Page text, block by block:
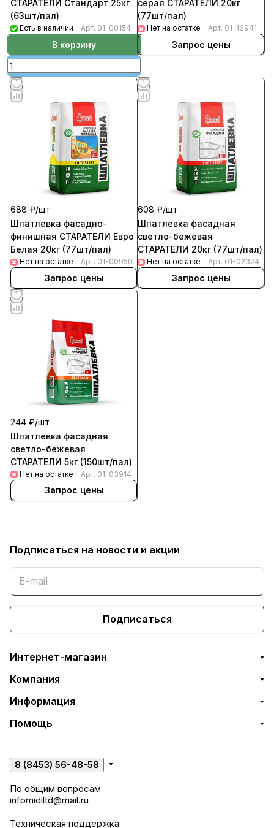
СТАРАТЕЛИ Стандарт 25кг
(63шт/пал)
Есть в наличии Арт. 01-00154
В корзину
серая СТАРАТЕЛИ 20кг
(77шт/пал)
Нет на остатке Арт. 01-16941
Запрос цены
688 ₽/шт
Шпатлевка фасадно-
финишная СТАРАТЕЛИ Евро
Белая 20кг (77шт/пал)
Нет на остатке Арт. 01-00950
Запрос цены
608 ₽/шт
Шпатлевка фасадная
светло-бежевая
СТАРАТЕЛИ 20кг (77шт/пал)
Нет на остатке Арт. 01-02324
Запрос цены
244 ₽/шт
Шпатлевка фасадная
светло-бежевая
СТАРАТЕЛИ 5кг (150шт/пал)
Нет на остатке Арт. 01-03914
Запрос цены
Подписаться на новости и акции
Подписаться
Интернет-магазин
Компания
Информация
Помощь
8 (8453) 56-48-58
По общим вопросам
infomidiltd@mail.ru
Техническая поддержка